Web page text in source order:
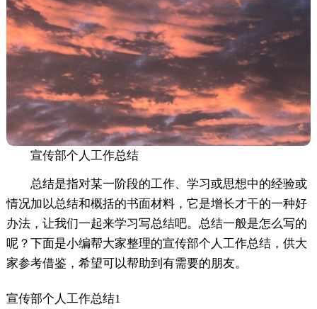
宣传部个人工作总结
总结是指对某一阶段的工作、学习或思想中的经验或
情况加以总结和概括的书面材料，它是增长才干的一种好
办法，让我们一起来学习写总结吧。总结一般是怎么写的
呢？下面是小编帮大家整理的宣传部个人工作总结，供大
家参考借鉴，希望可以帮助到有需要的朋友。
宣传部个人工作总结1